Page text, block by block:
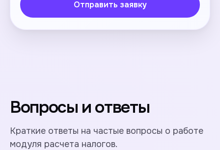
Отправить заявку
Вопросы и ответы
Краткие ответы на частые вопросы о работе
модуля расчета налогов.